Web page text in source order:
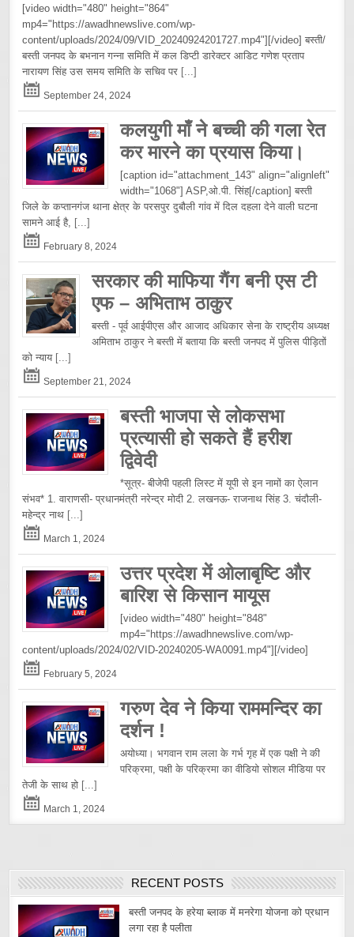
[video width="480" height="864"
mp4="https://awadhnewslive.com/wp-
content/uploads/2024/09/VID_20240924201727.mp4"][/video] बस्ती/
बस्ती जनपद के बभनान गन्ना समिति में कल डिप्टी डारेक्टर आडिट गणेश प्रताप
नारायण सिंह उस समय समिति के सचिव पर [...]
September 24, 2024
कलयुगी माँ ने बच्ची की गला रेत
कर मारने का प्रयास किया।
[caption id="attachment_143" align="alignleft"
width="1068"] ASP,ओ.पी. सिंह[/caption] बस्ती
जिले के कप्तानगंज थाना क्षेत्र के परसपुर दुबौली गांव में दिल दहला देने वाली घटना
सामने आई है, [...]
February 8, 2024
सरकार की माफिया गैंग बनी एस टी
एफ – अभिताभ ठाकुर
बस्ती - पूर्व आईपीएस और आजाद अधिकार सेना के राष्ट्रीय अध्यक्ष
अमिताभ ठाकुर ने बस्ती में बताया कि बस्ती जनपद में पुलिस पीड़ितों
को न्याय [...]
September 21, 2024
बस्ती भाजपा से लोकसभा
प्रत्यासी हो सकते हैं हरीश
द्विवेदी
*सूत्र- बीजेपी पहली लिस्ट में यूपी से इन नामों का ऐलान
संभव* 1. वाराणसी- प्रधानमंत्री नरेन्द्र मोदी 2. लखनऊ- राजनाथ सिंह 3. चंदौली-
महेन्द्र नाथ [...]
March 1, 2024
उत्तर प्रदेश में ओलाबृष्टि और
बारिश से किसान मायूस
[video width="480" height="848"
mp4="https://awadhnewslive.com/wp-
content/uploads/2024/02/VID-20240205-WA0091.mp4"][/video]
February 5, 2024
गरुण देव ने किया राममन्दिर का
दर्शन !
अयोध्या। भगवान राम लला के गर्भ गृह में एक पक्षी ने की
परिक्रमा, पक्षी के परिक्रमा का वीडियो सोशल मीडिया पर
तेजी के साथ हो [...]
March 1, 2024
RECENT POSTS
बस्ती जनपद के हरेया ब्लाक में मनरेगा योजना को प्रधान
लगा रहा है पलीता